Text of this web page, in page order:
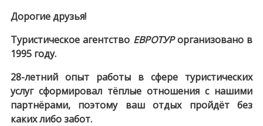
Дорогие друзья!
Туристическое агентство ЕВРОТУРорганизовано в
1995 году.
28-летний опыт работы в сфере туристических
услуг сформировал тёплые отношения с нашими
партнёрами, поэтому ваш отдых пройдёт без
каких либо забот.